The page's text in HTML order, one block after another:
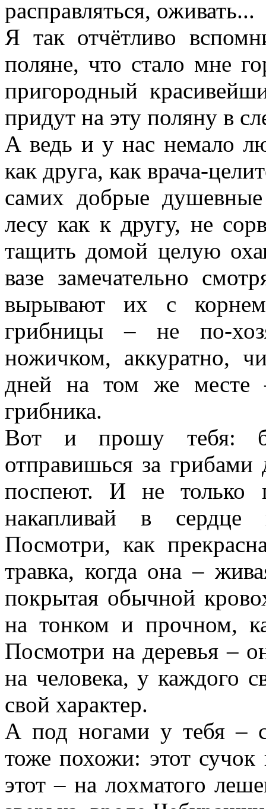
расправляться, оживать...
Я так отчётливо
поляне, что стало мне
пригородный
придут на эту поляну в
А ведь и у нас немало
как друга, как врача-
самих добрые
лесу как к другу, не
тащить домой целую
вазе замечательно
вырывают их с
грибницы – не по-
ножичком, аккуратно,
дней на том же месте
грибника.
Вот и прошу тебя:
отправишься за грибами
поспеют. И не только
накапливай в сердце
Посмотри, как
травка, когда она –
покрытая обычной
на тонком и прочном,
Посмотри на деревья –
на человека, у каждого
свой характер.
А под ногами у тебя –
тоже похожи: этот
этот – на лохматого